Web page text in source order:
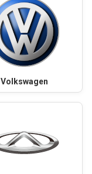
Volkswagen